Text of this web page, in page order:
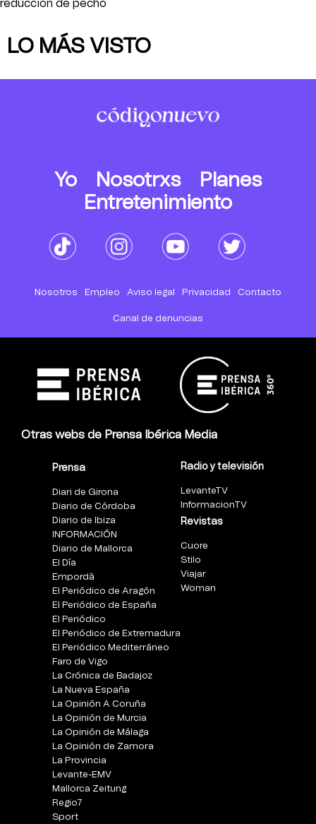
reduccion de pecho
LO MÁS VISTO
Yo Nosotrxs
Planes
Entretenimiento
Nosotros Empleo Aviso legal Privacidad Contacto
Canal de denuncias
Otras webs de Prensa Ibérica Media
Prensa
Diari de Girona
Diario de Córdoba
Diario de Ibiza
INFORMACIÓN
Diario de Mallorca
El Día
Empordà
El Periódico de Aragón
El Periódico de España
El Periódico
El Periódico de Extremadura
El Periódico Mediterráneo
Faro de Vigo
La Crónica de Badajoz
La Nueva España
La Opinión A Coruña
La Opinión de Murcia
La Opinión de Málaga
La Opinión de Zamora
La Provincia
Levante-EMV
Mallorca Zeitung
Regio7
Sport
Radio y televisión
LevanteTV
InformacionTV
Revistas
Cuore
Stilo
Viajar
Woman